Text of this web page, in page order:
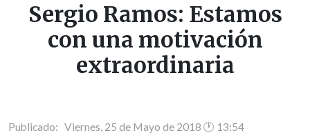
Sergio Ramos: Estamos
con una motivación
extraordinaria
Publicado: Viernes, 25 de Mayo de 2018 🕐 13:54